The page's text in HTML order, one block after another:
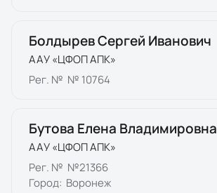
Болдырев Сергей Иванович
ААУ «ЦФОП АПК»
Рег. № № 10764
Бутова Елена Владимировна
ААУ «ЦФОП АПК»
Рег. № №21366
Город: Воронеж